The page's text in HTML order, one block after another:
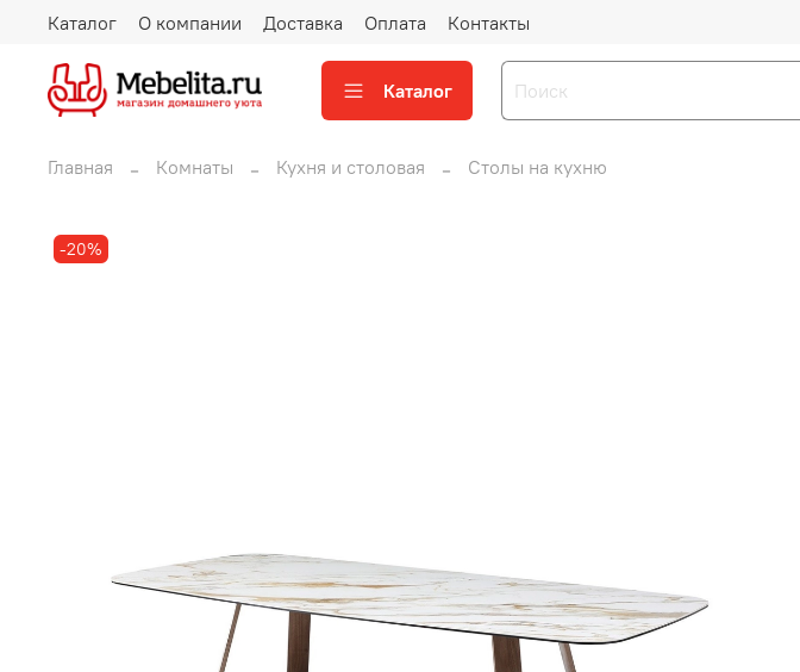
Каталог О компании Доставка Оплата Контакты
Каталог
Главная Комнаты Кухня и столовая Столы на кухню
-20%